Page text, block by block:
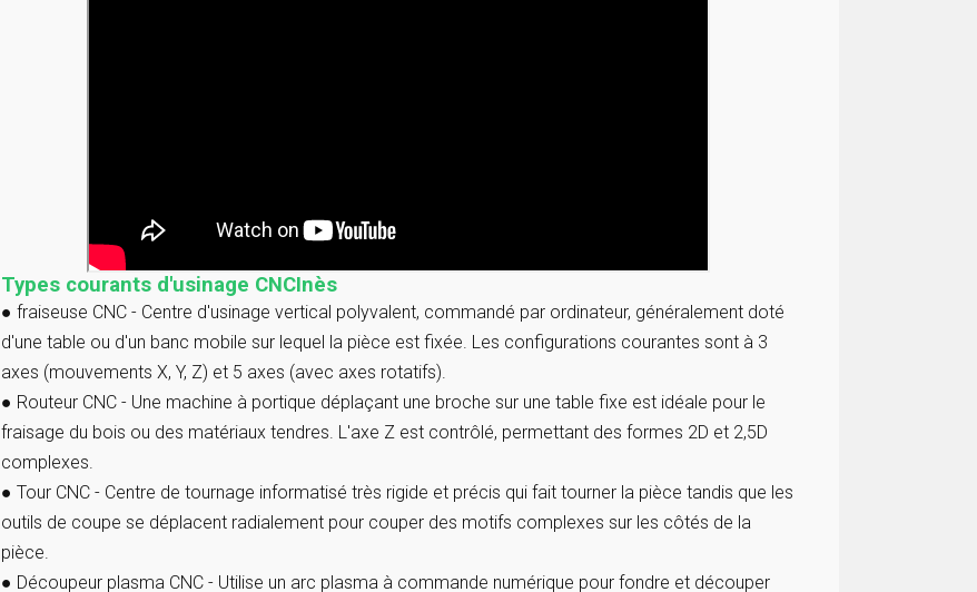
Types courants d'usinage CNCInès
●fraiseuse CNC - Centre d'usinage vertical polyvalent, commandé par ordinateur, généralement doté
d'une table ou d'un banc mobile sur lequel la pièce est fixée. Les configurations courantes sont à 3
axes (mouvements X, Y, Z) et 5 axes (avec axes rotatifs).
● Routeur CNC - Une machine à portique déplaçant une broche sur une table fixe est idéale pour le
fraisage du bois ou des matériaux tendres. L'axe Z est contrôlé, permettant des formes 2D et 2,5D
complexes.
●Tour CNC - Centre de tournage informatisé très rigide et précis qui fait tourner la pièce tandis que les
outils de coupe se déplacent radialement pour couper des motifs complexes sur les côtés de la
pièce.
● Découpeur plasma CNC - Utilise un arc plasma à commande numérique pour fondre et découper